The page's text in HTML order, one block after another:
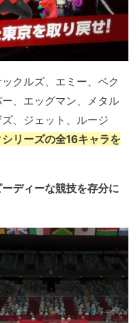
クルズ、エミー、ベク
、エッグマン、メタル
、ジェット、ルージ
シリーズの全16キャラを
ディーな競技を存分に